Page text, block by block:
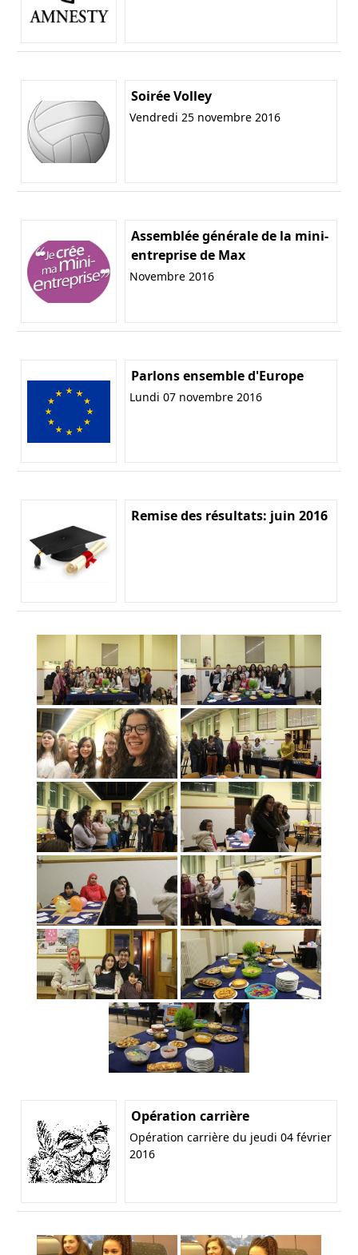
Soirée Volley
Vendredi 25 novembre 2016
Assemblée générale de la mini-
entreprise de Max
Novembre 2016
Parlons ensemble d'Europe
Lundi 07 novembre 2016
Remise des résultats: juin 2016
Opération carrière
Opération carrière du jeudi 04 février
2016